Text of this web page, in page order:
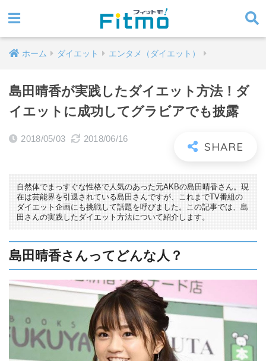
ホーム ダイエット エンタメ（ダイエット）
島田晴香が実践したダイエット方法！ダ
イエットに成功してグラビアでも披露
2018/05/03 2018/06/16
自然体でまっすぐな性格で人気のあった元AKBの島田晴香さん。現
在は芸能界を引退されている島田さんですが、これまでTV番組の
ダイエット企画にも挑戦して話題を呼びました。この記事では、島
田さんの実践したダイエット方法について紹介します。
島田晴香さんってどんな人？